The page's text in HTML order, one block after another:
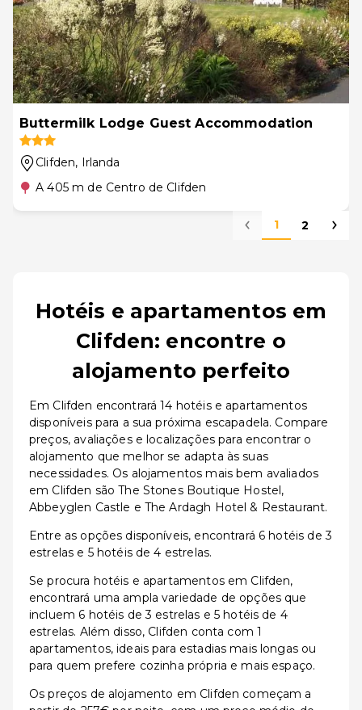
Buttermilk Lodge Guest Accommodation
Clifden, Irlanda
A 405 m de Centro de Clifden
1 2
Hotéis e apartamentos em
Clifden: encontre o
alojamento perfeito
Em Clifden encontrará 14 hotéis e apartamentos
disponíveis para a sua próxima escapadela. Compare
preços, avaliações e localizações para encontrar o
alojamento que melhor se adapta às suas
necessidades. Os alojamentos mais bem avaliados
em Clifden são The Stones Boutique Hostel,
Abbeyglen Castle e The Ardagh Hotel & Restaurant.
Entre as opções disponíveis, encontrará 6 hotéis de 3
estrelas e 5 hotéis de 4 estrelas.
Se procura hotéis e apartamentos em Clifden,
encontrará uma ampla variedade de opções que
incluem 6 hotéis de 3 estrelas e 5 hotéis de 4
estrelas. Além disso, Clifden conta com 1
apartamentos, ideais para estadias mais longas ou
para quem prefere cozinha própria e mais espaço.
Os preços de alojamento em Clifden começam a